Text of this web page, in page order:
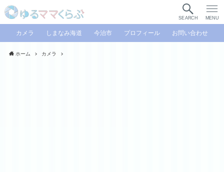
SEARCH MENU
カメラ しまなみ海道 今治市 プロフィール お問い合わせ
ホーム カメラ